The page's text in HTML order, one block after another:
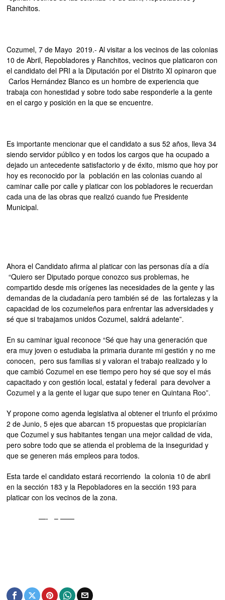
Ranchitos.
Cozumel, 7 de Mayo 2019.- Al visitar a los vecinos de las colonias
10 de Abril, Repobladores y Ranchitos, vecinos que platicaron con
el candidato del PRI a la Diputación por el Distrito XI opinaron que
Carlos Hernández Blanco es un hombre de experiencia que
trabaja con honestidad y sobre todo sabe responderle a la gente
en el cargo y posición en la que se encuentre.
Es importante mencionar que el candidato a sus 52 años, lleva 34
siendo servidor público y en todos los cargos que ha ocupado a
dejado un antecedente satisfactorio y de éxito, mismo que hoy por
hoy es reconocido por la población en las colonias cuando al
caminar calle por calle y platicar con los pobladores le recuerdan
cada una de las obras que realizó cuando fue Presidente
Municipal.
Ahora el Candidato afirma al platicar con las personas día a día
“Quiero ser Diputado porque conozco sus problemas, he
compartido desde mis orígenes las necesidades de la gente y las
demandas de la ciudadanía pero también sé de las fortalezas y la
capacidad de los cozumeleños para enfrentar las adversidades y
sé que si trabajamos unidos Cozumel, saldrá adelante”.
En su caminar igual reconoce “Sé que hay una generación que
era muy joven o estudiaba la primaria durante mi gestión y no me
conocen, pero sus familias si y valoran el trabajo realizado y lo
que cambió Cozumel en ese tiempo pero hoy sé que soy el más
capacitado y con gestión local, estatal y federal para devolver a
Cozumel y a la gente el lugar que supo tener en Quintana Roo”.
Y propone como agenda legislativa al obtener el triunfo el próximo
2 de Junio, 5 ejes que abarcan 15 propuestas que propiciarían
que Cozumel y sus habitantes tengan una mejor calidad de vida,
pero sobre todo que se atienda el problema de la inseguridad y
que se generen más empleos para todos.
Esta tarde el candidato estará recorriendo la colonia 10 de abril
en la sección 183 y la Repobladores en la sección 193 para
platicar con los vecinos de la zona.
—- – ——